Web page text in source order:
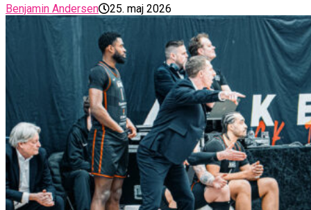
Benjamin Andersen
25. maj 2026